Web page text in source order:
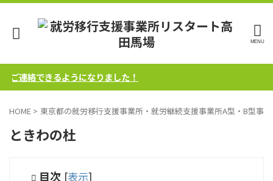
連絡できるようになりました！
HOME > 東京都の就労移行支援事業所・就労継続支援事業所A型・B型事
ときわの杜
目次 [表示]